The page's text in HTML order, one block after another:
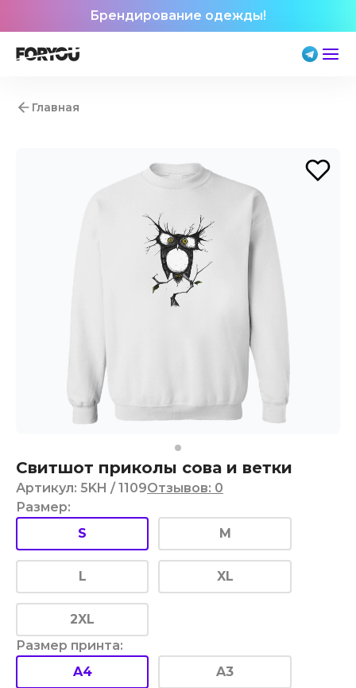
Брендирование одежды!
Главная
Свитшот приколы сова и ветки
Артикул: 5KH / 1109Отзывов: 0
Размер:
S
M
L XL
2XL
Размер принта:
A4
A3